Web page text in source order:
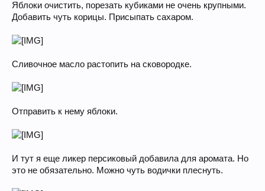
Яблоки очистить, порезать кубиками не очень крупными.
Добавить чуть корицы. Присыпать сахаром.
Сливочное масло растопить на сковородке.
Отправить к нему яблоки.
И тут я еще ликер персиковый добавила для аромата. Но
это не обязательно. Можно чуть водички плеснуть.